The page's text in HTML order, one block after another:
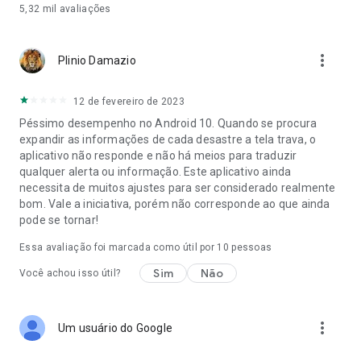
*Integração: introduzimos um novo recurso de configuração
permitir a personalização do local do alerta e da gravidade do
perigo. Esta tela é exibida para todos os usuários após a
como novas instalações. Os usuários terão a opção de se
desastre como um convidado sem uma conta. As
preferências de alerta só podem ser personalizadas por
usuários registrados.
*E-mail de registro do usuário: o Disaster Alert agora oferece
suporte a formatos de e-mail de registro adicionais para
formatos de e-mail com mais endereços (também
conhecidos como subendereçados) para novos formulários
de registro de usuários.
*Alertas personalizáveis ​​com base na sua área geográfica de
interesse e gravidade do perigo
5,32 mil avaliações
Plinio Damazio more_vert
12 de fevereiro de 2023
Péssimo desempenho no Android 10. Quando se procura
expandir as informações de cada desastre a tela trava, o
aplicativo não responde e não há meios para traduzir
qualquer alerta ou informação. Este aplicativo ainda
necessita de muitos ajustes para ser considerado realmente
bom. Vale a iniciativa, porém não corresponde ao que ainda
pode se tornar!
Essa avaliação foi marcada como útil por 10 pessoas
Você achou isso útil? Sim Não
Um usuário do Google more_vert